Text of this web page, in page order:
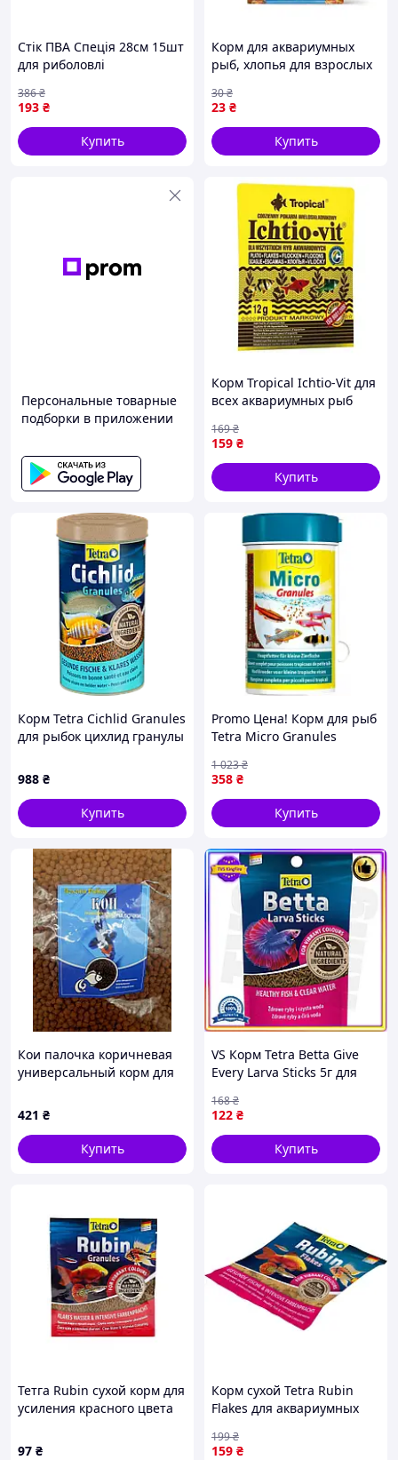
Стік ПВА Спеція 28см 15шт
для риболовлі
для прицільної підгодівлі
193 ₴
386₴
Купить
Корм для аквариумных
рыб, хлопья для взрослых
г
23 ₴
30₴
Купить
Персональные товарные
подборки в приложении
Корм Tropical Ichtio-Vit для
всех аквариумных рыб
159 ₴
169₴
Купить
Корм Tetra Cichlid Granules
для рыбок цихлид гранулы
988 ₴
Купить
Promo Цена! Корм для рыб
Tetra Micro Granules
(4004218756861) - только
на ZaGrosh.com.ua
358 ₴
1 023₴
Купить
Кои палочка коричневая
универсальный корм для
421 ₴
Купить
VS Корм Tetra Betta Give
Every Larva Sticks 5г для
питание для лабиринтных
ры 32T8_V1
122 ₴
168₴
Купить
Тетга Rubin сухой корм для
усиления красного цвета
97 ₴
Корм сухой Tetra Rubin
Flakes для аквариумных
хлопьях 12 г
159 ₴
199₴